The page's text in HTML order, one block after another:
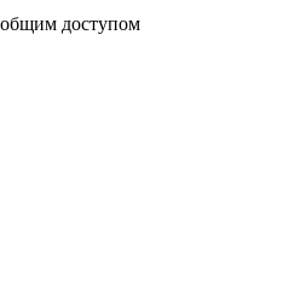
общим доступом